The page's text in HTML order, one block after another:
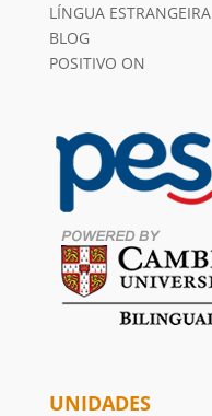
LÍNGUA ESTRANGEIRA
BLOG
POSITIVO ON
UNIDADES